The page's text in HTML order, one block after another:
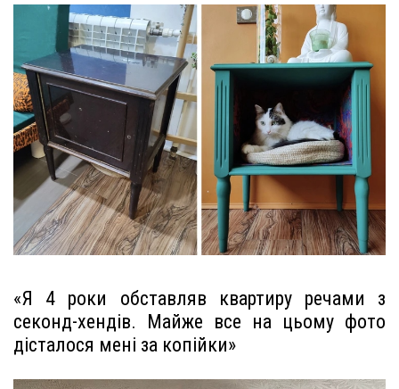
«Я 4 роки обставляв квартиру речами з
секонд-хендів. Майже все на цьому фото
дісталося мені за копійки»